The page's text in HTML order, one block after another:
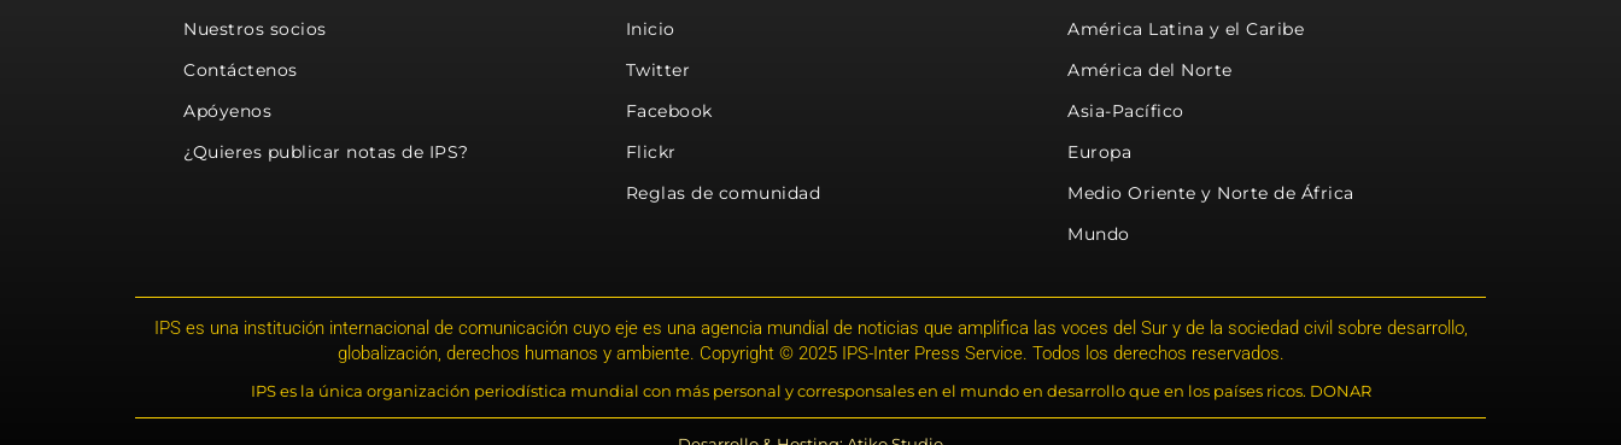
Nuestros socios
Contáctenos
Apóyenos
¿Quieres publicar notas de IPS?
Inicio
Twitter
Facebook
Flickr
Reglas de comunidad
América Latina y el Caribe
América del Norte
Asia-Pacífico
Europa
Medio Oriente y Norte de África
Mundo
IPS es una institución internacional de comunicación cuyo eje es una agencia mundial de noticias que amplifica las voces del Sur y de la sociedad civil sobre desarrollo,
globalización, derechos humanos y ambiente. Copyright © 2025 IPS-Inter Press Service. Todos los derechos reservados.
IPS es la única organización periodística mundial con más personal y corresponsales en el mundo en desarrollo que en los países ricos. DONAR